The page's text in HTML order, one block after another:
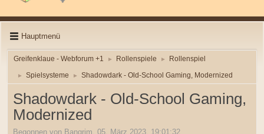
Hauptmenü
Greifenklaue - Webforum +1 ► Rollenspiele ► Rollenspiel
► Spielsysteme ► Shadowdark - Old-School Gaming, Modernized
Shadowdark - Old-School Gaming,
Modernized
Begonnen von Bangrim, 05. März 2023, 19:01:32